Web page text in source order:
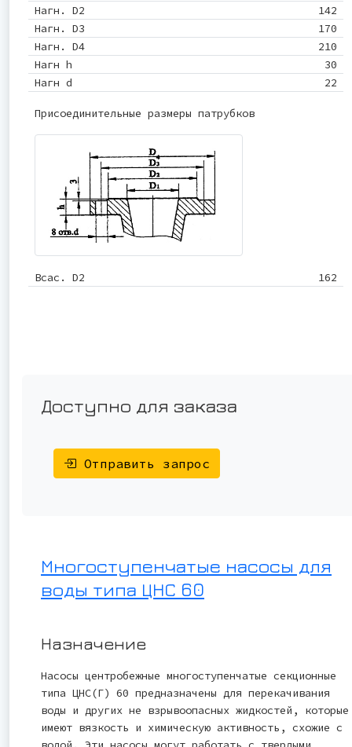
Нагн. D2
142
Нагн. D3
170
Нагн. D4
210
Нагн h
30
Нагн d
22
Присоединительные размеры патрубков
Всас. D2 162
Доступно для заказа
Отправить запрос
Многоступенчатые насосы для
воды типа ЦНС 60
Назначение
Насосы центробежные многоступенчатые секционные
типа ЦНС(Г) 60 предназначены для перекачивания
воды и других не взрывоопасных жидкостей, которые
имеют вязкость и химическую активность, схожие с